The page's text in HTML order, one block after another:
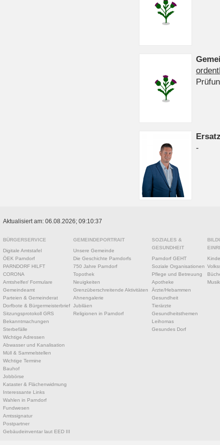
-
Aktualisiert am: 06.08.2026; 09:10:37
BÜRGERSERVICE
Digitale Amtstafel
ÖEK Parndorf
PARNDORF HILFT
CORONA
Amtshelfer/ Formulare
Gemeindeamt
Parteien & Gemeinderat
Dorfbote & Bürgermeisterbrief
Sitzungsprotokoll GRS
Bekanntmachungen
Sterbefälle
Wichtige Adressen
Abwasser und Kanalisation
Müll & Sammelstellen
Wichtige Termine
Bauhof
Jobbörse
Kataster & Flächenwidmung
Interessante Links
Wahlen in Parndorf
Fundwesen
Amtssignatur
Postpartner
Gebäudeinventar laut EED III
GEMEINDEPORTRAIT
Unsere Gemeinde
Die Geschichte Parndorfs
750 Jahre Parndorf
Topothek
Neuigkeiten
Grenzüberschreitende Aktivitäten
Ahnengalerie
Jubiläen
Religionen in Parndorf
SOZIALES &
GESUNDHEIT
Parndorf GEHT
Soziale Organisationen
Pflege und Betreuung
Apotheke
Ärzte/Hebammen
Gesundheit
Tierärzte
Gesundheitsthemen
Leihomas
Gesundes Dorf